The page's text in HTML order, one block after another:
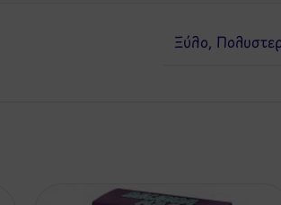
Ξύλο,